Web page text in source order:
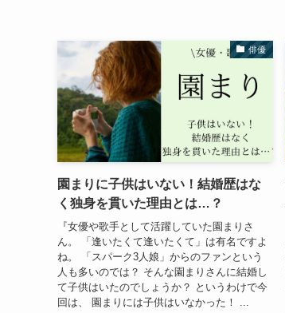
俳優
園まりに子供はいない！結婚歴はな
く独身を貫いた理由とは…？
『女優や歌手として活躍していた園まりさ
ん。 「逢いたくて逢いたくて」は有名ですよ
ね。 「スパーク3人娘」からのファンという
人も多いのでは？ そんな園まりさんに結婚し
て子供はいたのでしょうか？ というわけで今
回は、 園まりには子供はいなかった！ ...